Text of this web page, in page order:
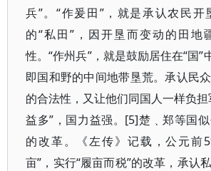
兵”。“作爰田”，就是承认农民开
的“私田”，因开垦而变动的田地
性。“作州兵”，就是鼓励居住在“国”
即国和野的中间地带垦荒。承认民
的合法性，又让他们同国人一样负
益多”，国力益强。[5]楚﹑郑等国
的改革。《左传》记载，公元前
亩”，实行“履亩而税”的改革，承认